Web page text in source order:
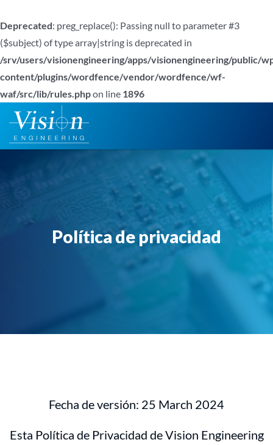
Deprecated: preg_replace(): Passing null to parameter #3
($subject) of type array|string is deprecated in
/srv/users/visionengineering/apps/visionengineering/public/
content/plugins/wordfence/vendor/wordfence/wf-
waf/src/lib/rules.phpon line 1896
Saltar
contenido
Política de privacidad
Fecha de versión: 25 March 2024
Esta Política de Privacidad de Vision Engineering